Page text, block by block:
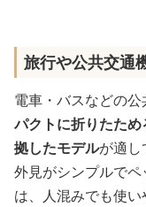
旅行や公共交通
電車・バスなどの公
パクトに折りたため
拠したモデルが適し
外見がシンプルで
は、人混みでも使い